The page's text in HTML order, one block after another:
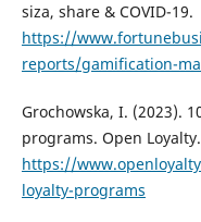
siza, share & COVID-19.
https://
reports/gamification-
Grochowska, I. (2023).
programs. Open Loyalty.
https://
loyalty-programs